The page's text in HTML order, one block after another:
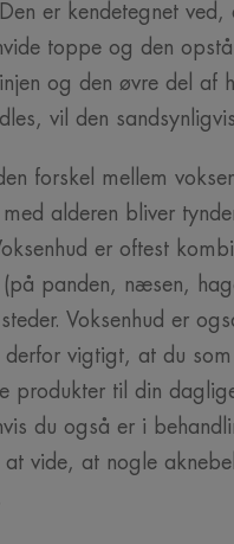
er kendetegnet
toppe og den
og den øvre del af
vil den
forskel mellem
med alderen bliver
er oftest
(på panden, næsen,
Voksenhud er
derfor vigtigt, at du
produkter til din
du også er i
vide, at nogle